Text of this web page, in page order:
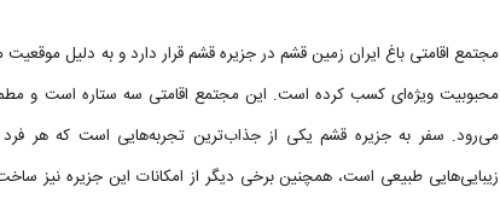
مجتمع اقامتی باغ ایران زمین قشم در جزیره قشم قرار دارد و به دلیل
محبوبیت ویژه‌ای کسب کرده است. این مجتمع اقامتی سه ستاره است و
می‌رود. سفر به جزیره قشم یکی از جذاب‌ترین تجربه‌هایی است که هر
زیبایی‌هایی طبیعی است، همچنین برخی دیگر از امکانات این جزیره